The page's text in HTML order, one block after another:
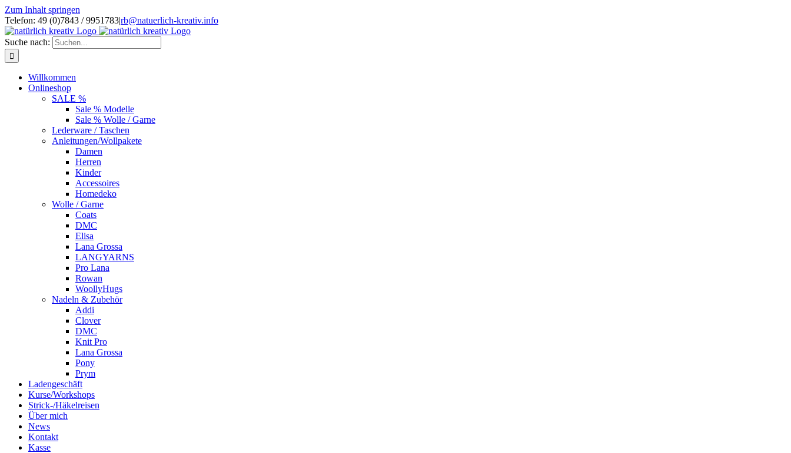
Zum Inhalt springen
Telefon: 49 (0)7843 / 9951783|rb@natuerlich-kreativ.info
Suche nach:
Willkommen
Onlineshop
SALE %
Sale % Modelle
Sale % Wolle / Garne
Lederware / Taschen
Anleitungen/Wollpakete
Damen
Herren
Kinder
Accessoires
Homedeko
Wolle / Garne
Coats
DMC
Elisa
Lana Grossa
LANGYARNS
Pro Lana
Rowan
WoollyHugs
Nadeln & Zubehör
Addi
Clover
DMC
Knit Pro
Lana Grossa
Pony
Prym
Ladengeschäft
Kurse/Workshops
Strick-/Häkelreisen
Über mich
News
Kontakt
Kasse